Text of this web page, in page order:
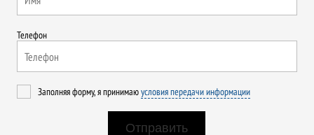
Телефон
Заполняя форму, я принимаюусловия передачи информации